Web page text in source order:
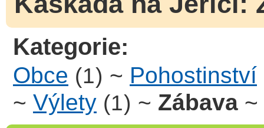
Kategorie:
Obce (1) ~ Pohostinství
~ Výlety (1) ~ Zábava ~